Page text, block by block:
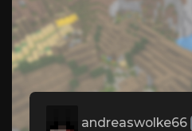
andreaswolke66